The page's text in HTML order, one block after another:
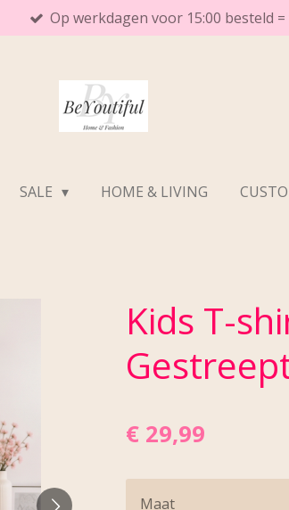
Op werkdagen voor 15:00 besteld
SALE HOME & LIVING
Kids T-
€ 29,99
Maat